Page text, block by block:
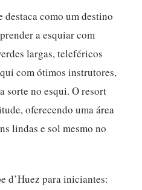
destaca como um destino
a esquiar com
largas, teleféricos
com ótimos instrutores,
sorte no esqui. O resort
oferecendo uma área
lindas e sol mesmo no
d’Huez para iniciantes: